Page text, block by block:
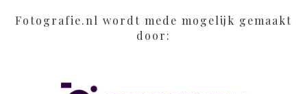
Fotografie.nl wordt mede mogelijk gemaakt
door: